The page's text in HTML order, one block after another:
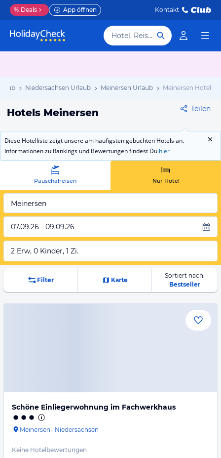
% Deals App öffnen Kontakt
Hotel, Reiseziel
Niedersachsen Urlaub Meinersen Urlaub Meinersen Hotels
Hotels Meinersen Teilen
Diese Hotelliste zeigt unsere am häufigsten gebuchten Hotels an.
Informationen zu Rankings und Bewertungen findest Du hier
Pauschalreisen Nur Hotel
Meinersen
07.09.26 - 09.09.26
2 Erw, 0 Kinder, 1 Zi.
Filter Karte
Sortiert nach:
Bestseller
Schöne Einliegerwohnung im Fachwerkhaus
Meinersen · Niedersachsen
Keine Hotelbewertungen